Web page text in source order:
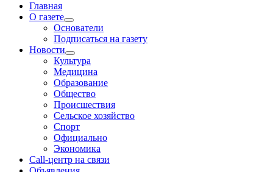
Главная
О газете
Основатели
Подписаться на газету
Новости
Культура
Медицина
Образование
Общество
Происшествия
Сельское хозяйство
Спорт
Официально
Экономика
Call-центр на связи